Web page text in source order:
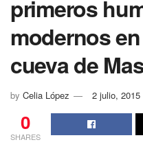
primeros
modernos
cueva de
by Celia López 2 julio, 2015
0
SHARES